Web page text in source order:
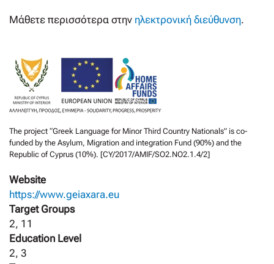
Μάθετε περισσότερα στην ηλεκτρονική διεύθυνση.
The project “Greek Language for Minor Third Country Nationals” is co-
funded by the Asylum, Migration and integration Fund (90%) and the
Republic of Cyprus (10%). [CY/2017/AMIF/SO2.NO2.1.4/2]
Website
https://www.geiaxara.eu
Target Groups
2, 11
Education Level
2, 3